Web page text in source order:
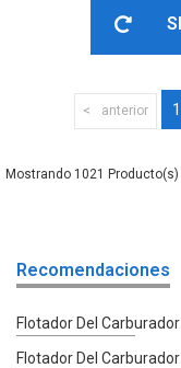
anterior 1
1021
Recomendaciones
Flotador Del Carburador
Flotador Del